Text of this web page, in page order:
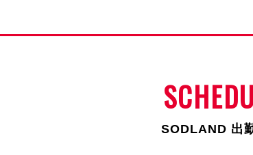
SODLAND 出